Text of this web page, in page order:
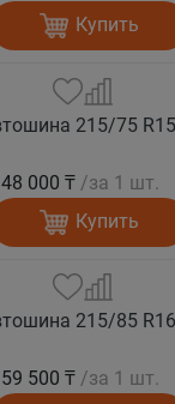
Купить
48 000 ₸ /за 1 шт.
Купить
59 500 ₸ /за 1 шт.